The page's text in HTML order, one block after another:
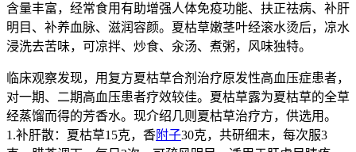
含量丰富，经常食用有助增强人体免疫功能、扶正祛病、补肝
明目、补养血脉、滋润容颜。夏枯草嫩茎叶经滚水烫后，凉水
浸洗去苦味，可凉拌、炒食、汆汤、煮粥，风味独特。
临床观察发现，用复方夏枯草合剂治疗原发性高血压症患者，
对一期、二期高血压患者疗效较佳。夏枯草露为夏枯草的全草
经蒸馏而得的芳香水。现介绍几则夏枯草治疗方，供选用。
1.补肝散：夏枯草15克，香附子30克，共研细末，每次服3